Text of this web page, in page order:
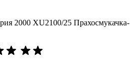
2000 XU2100/25 Прахосмукачка-